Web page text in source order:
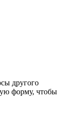
другого
форму, чтобы